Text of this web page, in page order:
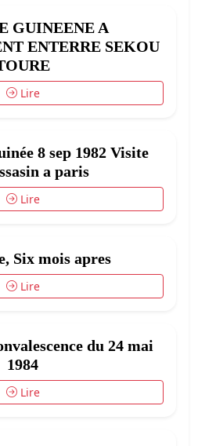
GUINEENE A
ENTERRE SEKOU
Lire
8 sep 1982 Visite
a paris
Lire
Six mois apres
Lire
du 24 mai
1984
Lire